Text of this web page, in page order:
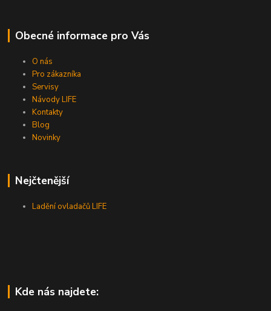
Obecné informace pro Vás
O nás
Pro zákazníka
Servisy
Návody LIFE
Kontakty
Blog
Novinky
Nejčtenější
Ladění ovladačů LIFE
Kde nás najdete: